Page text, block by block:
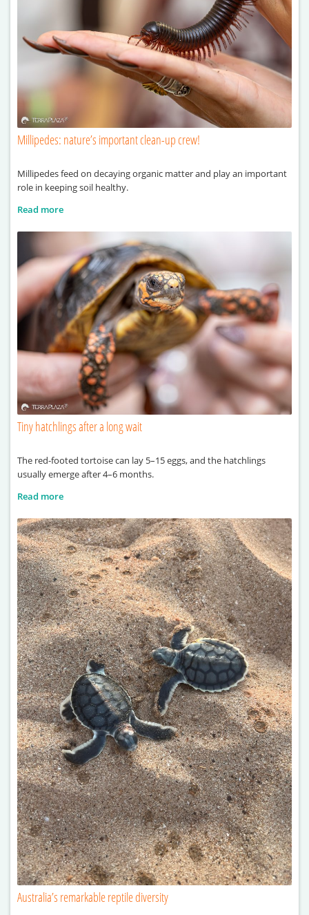
Millipedes: nature’s important clean-up crew!
Millipedes feed on decaying organic matter and play an important
role in keeping soil healthy.
Read more
Tiny hatchlings after a long wait
The red-footed tortoise can lay 5–15 eggs, and the hatchlings
usually emerge after 4–6 months.
Read more
Australia’s remarkable reptile diversity